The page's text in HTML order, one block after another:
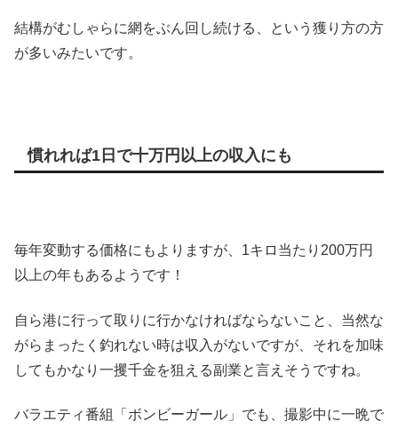
結構がむしゃらに網をぶん回し続ける、という獲り方の方
が多いみたいです。
慣れれば1日で十万円以上の収入にも
毎年変動する価格にもよりますが、1キロ当たり200万円
以上の年もあるようです！
自ら港に行って取りに行かなければならないこと、当然な
がらまったく釣れない時は収入がないですが、それを加味
してもかなり一攫千金を狙える副業と言えそうですね。
バラエティ番組「ボンビーガール」でも、撮影中に一晩で